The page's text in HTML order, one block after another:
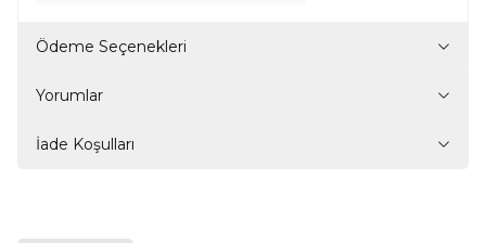
Ödeme Seçenekleri
Yorumlar
İade Koşulları